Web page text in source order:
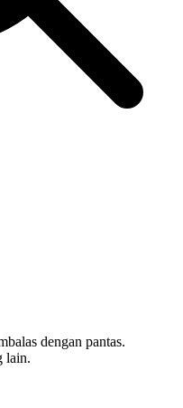
dengan pantas.
lain.